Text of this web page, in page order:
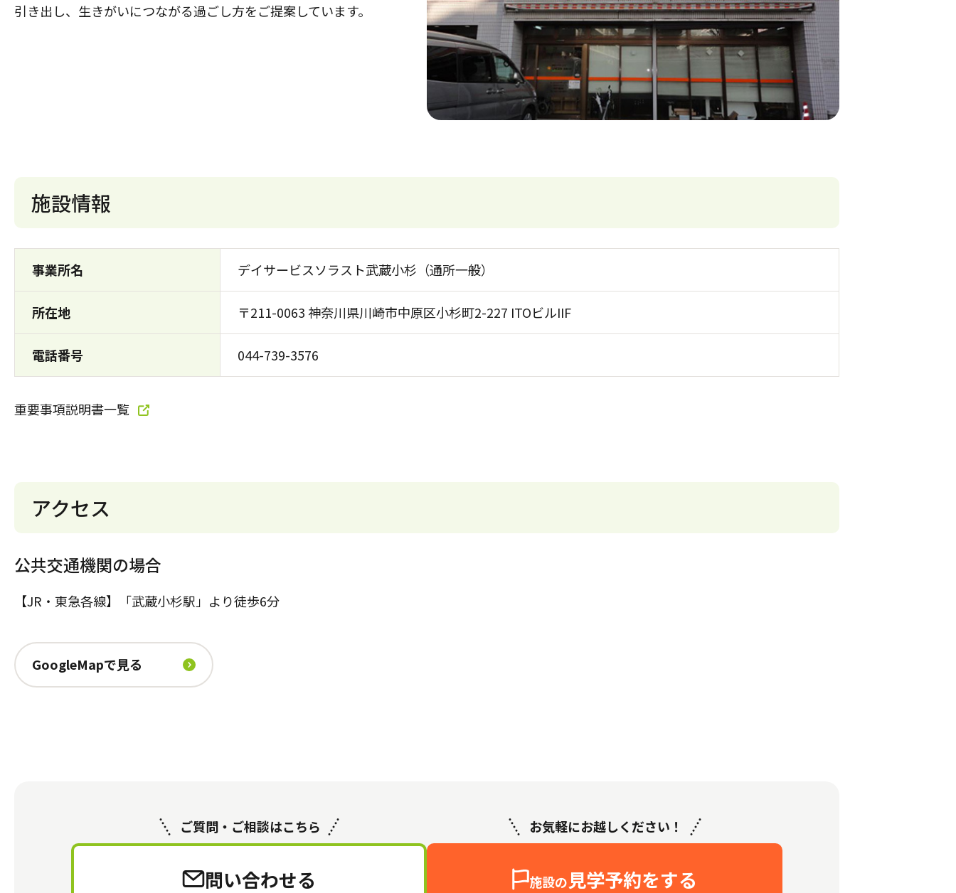
引き出し、生きがいにつながる過ごし方をご提案しています。
施設情報
事業所名 デイサービスソラスト武蔵小杉（通所一般）
所在地 〒211-0063 神奈川県川崎市中原区小杉町2-227 ITOビルIIF
電話番号 044-739-3576
重要事項説明書一覧
アクセス
公共交通機関の場合
【JR・東急各線】「武蔵小杉駅」より徒歩6分
GoogleMapで見る
ご質問・ご相談はこちら
問い合わせる
お気軽にお越しください！
施設の見学予約をする